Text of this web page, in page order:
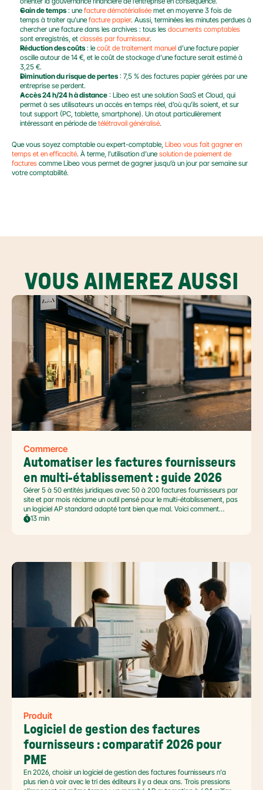
Gain de temps : une facture dématérialisée met en moyenne 3 fois de
temps à traiter qu’une facture papier. Aussi, terminées les minutes perdues à
chercher une facture dans les archives : tous les documents comptables
sont enregistrés, et classés par fournisseur.
Réduction des coûts : le coût de traitement manuel d’une facture papier
oscille autour de 14 €, et le coût de stockage d’une facture serait estimé à
3,25 €.
Diminution du risque de pertes : 7,5 % des factures papier gérées par une
entreprise se perdent.
Accès 24 h/24 h à distance : Libeo est une solution SaaS et Cloud, qui
permet à ses utilisateurs un accès en temps réel, d’où qu’ils soient, et sur
tout support (PC, tablette, smartphone). Un atout particulièrement
intéressant en période de télétravail généralisé.
Que vous soyez comptable ou expert-comptable, Libeo vous fait gagner en
temps et en efficacité. À terme, l’utilisation d’une solution de paiement de
factures comme Libeo vous permet de gagner jusqu’à un jour par semaine sur
votre comptabilité.
VOUS AIMEREZ AUSSI
Commerce
Automatiser les factures fournisseurs
en multi-établissement : guide 2026
Gérer 5 à 50 entités juridiques avec 50 à 200 factures fournisseurs par
site et par mois réclame un outil pensé pour le multi-établissement, pas
un logiciel AP standard adapté tant bien que mal. Voici comment
automatiser sans casser la gouvernance locale, capturer le levier BFR
13 min
Produit
Logiciel de gestion des factures
fournisseurs : comparatif 2026 pour
PME
En 2026, choisir un logiciel de gestion des factures fournisseurs n'a
plus rien à voir avec le tri des éditeurs il y a deux ans. Trois pressions